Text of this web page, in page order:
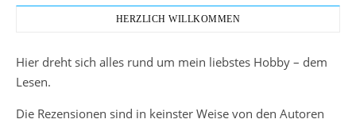
HERZLICH WILLKOMMEN
Hier dreht sich alles rund um mein liebstes Hobby – dem
Lesen.
Die Rezensionen sind in keinster Weise von den Autoren